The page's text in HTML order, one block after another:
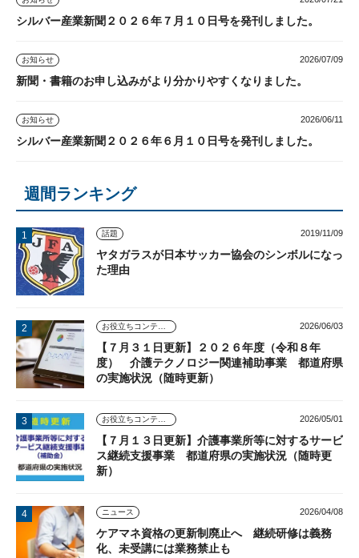
シルバー産業新聞２０２６年７月１０日号を発刊しました。
お知らせ 2026/07/09
新聞・書籍のお申し込みがより分かりやすくなりました。
お知らせ 2026/06/11
シルバー産業新聞２０２６年６月１０日号を発刊しました。
週間ランキング
話題 2019/11/09
ヤタガラスが日本サッカー協会のシンボルになっ
た理由
お役立ちコンテンツ 2026/06/03
【７月３１日更新】２０２６年度（令和８年
度） 介護テクノロジー関連補助事業 都道府県
の実施状況（随時更新）
お役立ちコンテンツ 2026/05/01
【７月１３日更新】介護事業所等に対するサービ
ス継続支援事業 都道府県の実施状況（随時更
新）
ニュース 2026/04/08
ケアマネ資格の更新制廃止へ 継続研修は義務
化、未受講には業務禁止も